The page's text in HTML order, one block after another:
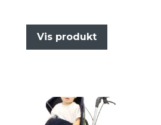
Vis produkt